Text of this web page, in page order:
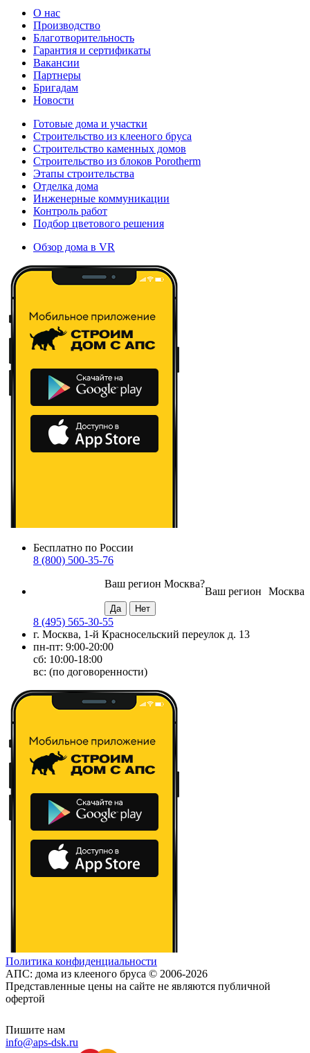
О нас
Производство
Благотворительность
Гарантия и сертификаты
Вакансии
Партнеры
Бригадам
Новости
Готовые дома и участки
Строительство из клееного бруса
Строительство каменных домов
Строительство из блоков Porotherm
Этапы строительства
Отделка дома
Инженерные коммуникации
Контроль работ
Подбор цветового решения
Обзор дома в VR
Бесплатно по России
8 (800) 500-35-76
Москва
Ваш регион
Ваш регион Москва?
8 (495) 565-30-55
г. Москва, 1-й Красносельский переулок д. 13
пн-пт: 9:00-20:00
сб: 10:00-18:00
вс: (по договоренности)
Политика конфиденциальности
АПС: дома из клееного бруса © 2006-2026
Представленные цены на сайте не являются публичной
офертой
Пишите нам
info@aps-dsk.ru